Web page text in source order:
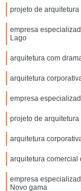
projeto de
empresa
Lago
arquitetura com
arquitetura
empresa
projeto de
arquitetura
arquitetura comercial
empresa
Novo gama